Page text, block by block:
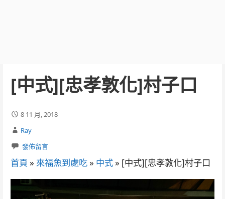
[中式][忠孝敦化]村子口
8 11 月, 2018
Ray
發佈留言
首頁 » 來福魚到處吃» 中式» [中式][忠孝敦化]村子口